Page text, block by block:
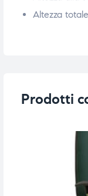
Altezza
Prodotti